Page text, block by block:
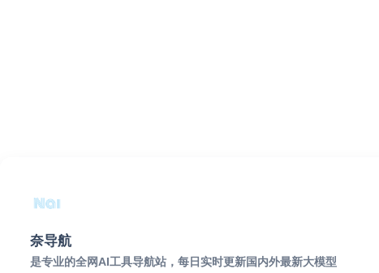
奈导航
是专业的全网AI工具导航站，每日实时更新国内外最新大模型